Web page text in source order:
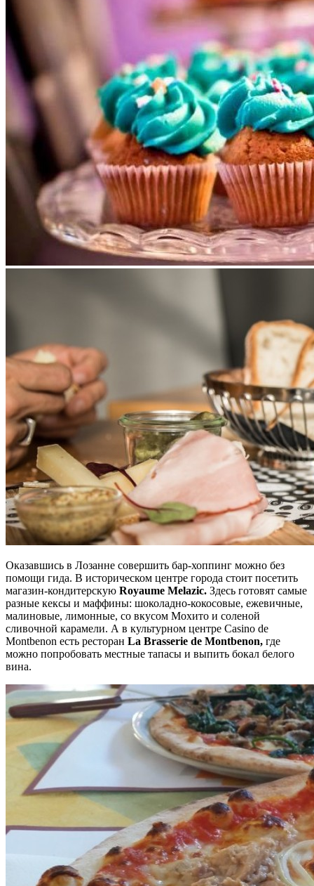
Оказавшись в Лозанне совершить бар-хоппинг можно без
помощи гида. В историческом центре города стоит посетить
магазин-кондитерскую Royaume Melazic. Здесь готовят самые
разные кексы и маффины: шоколадно-кокосовые, ежевичные,
малиновые, лимонные, со вкусом Мохито и соленой
сливочной карамели. А в культурном центре Casino de
Montbenon есть ресторан La Brasserie de Montbenon, где
можно попробовать местные тапасы и выпить бокал белого
вина.